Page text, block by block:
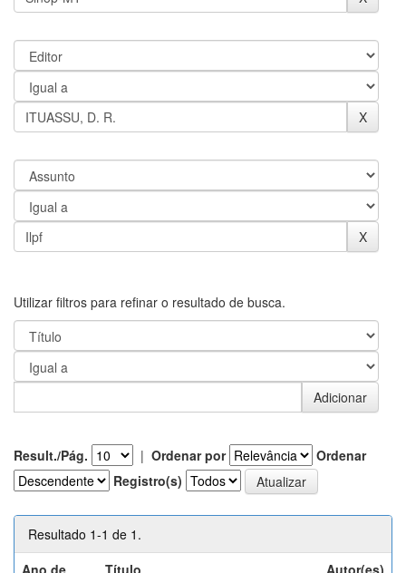
Utilizar filtros para refinar o resultado de busca.
Result./Pág. | Ordenar por
Ordenar
Registro(s)
Resultado 1-1 de 1.
Ano de
Título Autor(es)